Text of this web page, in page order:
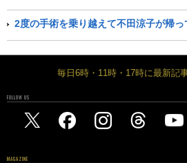
2度の手術を乗り越えて不田涼子が帰っ
毎日6時・11時・17時に最新記
FOLLOW US
MAGAZINE